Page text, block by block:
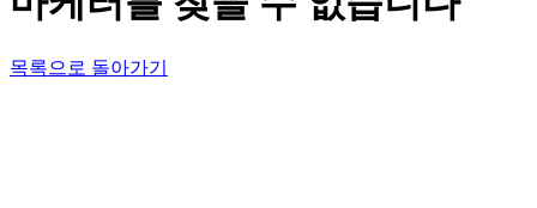
목록으로 돌아가기